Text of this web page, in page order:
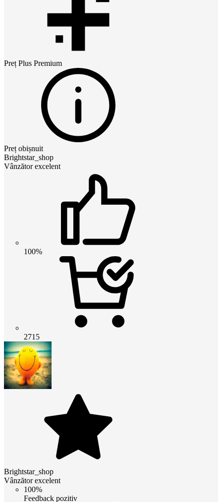
Preț Plus Premium
Preț obișnuit
Brightstar_shop
Vânzător excelent
100%
2715
Brightstar_shop
Vânzător excelent
100%
Feedback pozitiv